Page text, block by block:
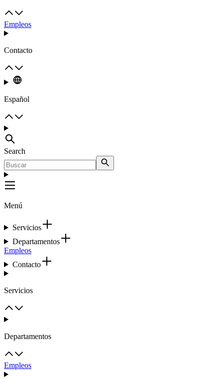
Empleos
Contacto
Español
Search
Menú
Servicios
Departamentos
Empleos
Contacto
Servicios
Departamentos
Empleos